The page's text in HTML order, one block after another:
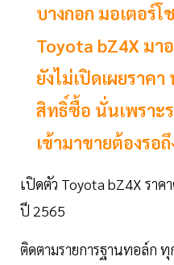
บางกอก มอเตอร์โ
Toyota bZ4X มา
ยังไม่เปิดเผยราค
สิทธิ์ซื้อ นั่นเพราะ
เข้ามาขายต้องรอ
เปิดตัว Toyota bZ4X ราค
ปี 2565
ติดตามรายการฐานทอล์ก